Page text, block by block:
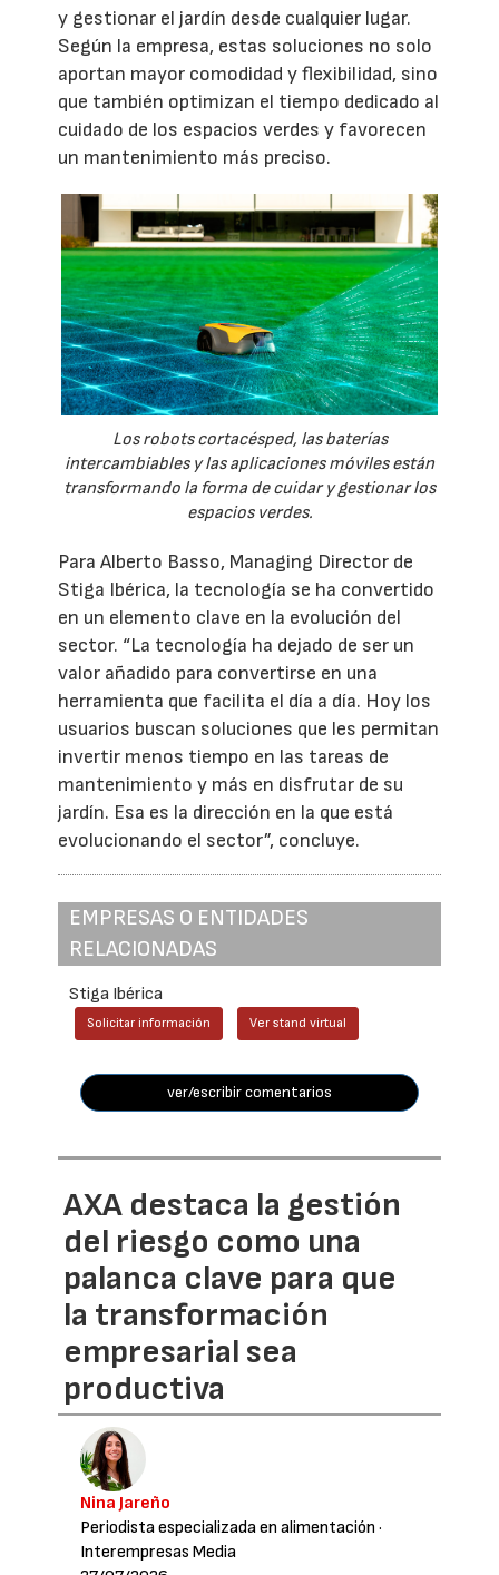
y gestionar el jardín desde cualquier lugar.
Según la empresa, estas soluciones no solo
aportan mayor comodidad y flexibilidad, sino
que también optimizan el tiempo dedicado al
cuidado de los espacios verdes y favorecen
un mantenimiento más preciso.
Los robots cortacésped, las baterías
intercambiables y las aplicaciones móviles están
transformando la forma de cuidar y gestionar los
espacios verdes.
Para Alberto Basso, Managing Director de
Stiga Ibérica, la tecnología se ha convertido
en un elemento clave en la evolución del
sector. “La tecnología ha dejado de ser un
valor añadido para convertirse en una
herramienta que facilita el día a día. Hoy los
usuarios buscan soluciones que les permitan
invertir menos tiempo en las tareas de
mantenimiento y más en disfrutar de su
jardín. Esa es la dirección en la que está
evolucionando el sector”, concluye.
EMPRESAS O ENTIDADES
RELACIONADAS
Stiga Ibérica
Solicitar información Ver stand virtual
ver/escribir comentarios
AXA destaca la gestión
del riesgo como una
palanca clave para que
la transformación
empresarial sea
productiva
Nina Jareño
Periodista especializada en alimentación ·
Interempresas Media